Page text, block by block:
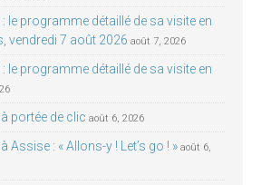
le programme détaillé de sa visite en
vendredi 7 août 2026 août 7, 2026
le programme détaillé de sa visite en
portée de clic août 6, 2026
Assise : « Allons-y ! Let’s go ! » août 6,